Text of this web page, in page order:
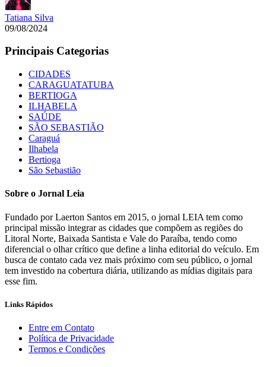
Tatiana Silva
09/08/2024
Principais Categorias
CIDADES
CARAGUATATUBA
BERTIOGA
ILHABELA
SAÚDE
SÃO SEBASTIÃO
Caraguá
Ilhabela
Bertioga
São Sebastião
Sobre o Jornal Leia
Fundado por Laerton Santos em 2015, o jornal LEIA tem como
principal missão integrar as cidades que compõem as regiões do
Litoral Norte, Baixada Santista e Vale do Paraíba, tendo como
diferencial o olhar crítico que define a linha editorial do veículo. Em
busca de contato cada vez mais próximo com seu público, o jornal
tem investido na cobertura diária, utilizando as mídias digitais para
esse fim.
Links Rápidos
Entre em Contato
Política de Privacidade
Termos e Condições